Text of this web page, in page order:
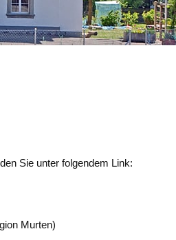
Sie unter folgendem Link:
Murten)